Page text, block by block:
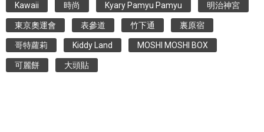
Kawaii 時尚 Kyary Pamyu Pamyu 明治神宮
東京奧運會 表參道 竹下通 裏原宿
哥特蘿莉 Kiddy Land MOSHI MOSHI BOX
可麗餅 大頭貼